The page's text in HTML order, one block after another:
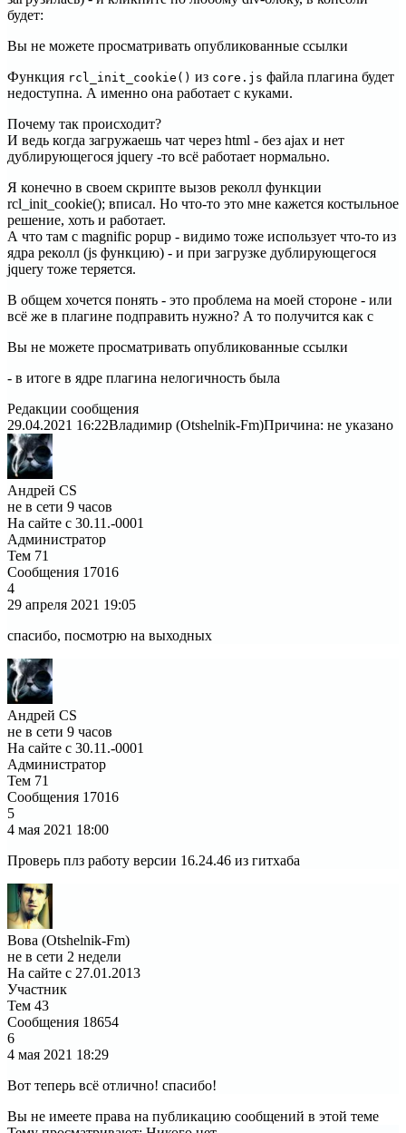
будет:
Вы не можете просматривать опубликованные ссылки
Функция rcl_init_cookie() из core.js файла плагина будет
недоступна. А именно она работает с куками.
Почему так происходит?
И ведь когда загружаешь чат через html - без ajax и нет
дублирующегося jquery -то всё работает нормально.
Я конечно в своем скрипте вызов реколл функции
rcl_init_cookie(); вписал. Но что-то это мне кажется костыльное
решение, хоть и работает.
А что там с magnific popup - видимо тоже использует что-то из
ядра реколл (js функцию) - и при загрузке дублирующегося
jquery тоже теряется.
В общем хочется понять - это проблема на моей стороне - или
всё же в плагине подправить нужно? А то получится как с
Вы не можете просматривать опубликованные ссылки
- в итоге в ядре плагина нелогичность была
Редакции сообщения
29.04.2021 16:22Владимир (Otshelnik-Fm)Причина: не указано
Андрей CS
не в сети 9 часов
На сайте с 30.11.-0001
Администратор
Тем 71
Сообщения 17016
4
29 апреля 2021 19:05
спасибо, посмотрю на выходных
Андрей CS
не в сети 9 часов
На сайте с 30.11.-0001
Администратор
Тем 71
Сообщения 17016
5
4 мая 2021 18:00
Проверь плз работу версии 16.24.46 из гитхаба
Вова (Otshelnik-Fm)
не в сети 2 недели
На сайте с 27.01.2013
Участник
Тем 43
Сообщения 18654
6
4 мая 2021 18:29
Вот теперь всё отлично! спасибо!
Вы не имеете права на публикацию сообщений в этой теме